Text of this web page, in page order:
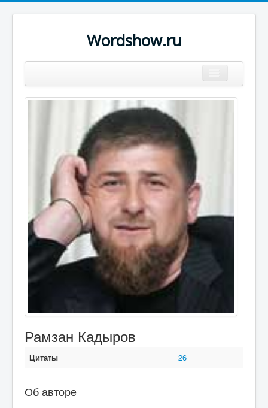
Wordshow.ru
Популярные цитаты
Авторы
Поиск
Рамзан Кадыров
Цитаты 26
Об авторе